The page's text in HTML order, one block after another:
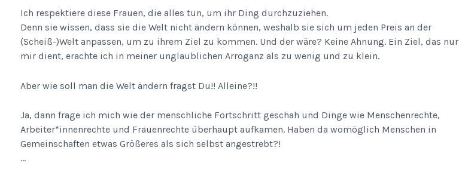
Ich respektiere diese Frauen, die alles tun, um ihr Ding durchzuziehen.
Denn sie wissen, dass sie die Welt nicht ändern können, weshalb sie sich um jeden Preis an der
(Scheiß-)Welt anpassen, um zu ihrem Ziel zu kommen. Und der wäre? Keine Ahnung. Ein Ziel, das nur
mir dient, erachte ich in meiner unglaublichen Arroganz als zu wenig und zu klein.
Aber wie soll man die Welt ändern fragst Du!! Alleine?!!
Ja, dann frage ich mich wie der menschliche Fortschritt geschah und Dinge wie Menschenrechte,
Arbeiter*innenrechte und Frauenrechte überhaupt aufkamen. Haben da womöglich Menschen in
Gemeinschaften etwas Größeres als sich selbst angestrebt?!
…